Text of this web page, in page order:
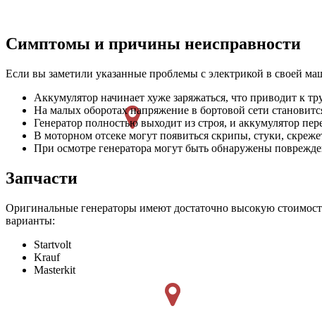
Симптомы и причины неисправности
Если вы заметили указанные проблемы с электрикой в своей
Аккумулятор начинает хуже заряжаться, что приводит к
На малых оборотах напряжение в бортовой сети
Генератор полностью выходит из строя, и аккумулятор
В моторном отсеке могут появиться скрипы, стуки,
При осмотре генератора могут быть обнаружены
Запчасти
Оригинальные генераторы имеют достаточно высокую
варианты:
Startvolt
Krauf
Masterkit